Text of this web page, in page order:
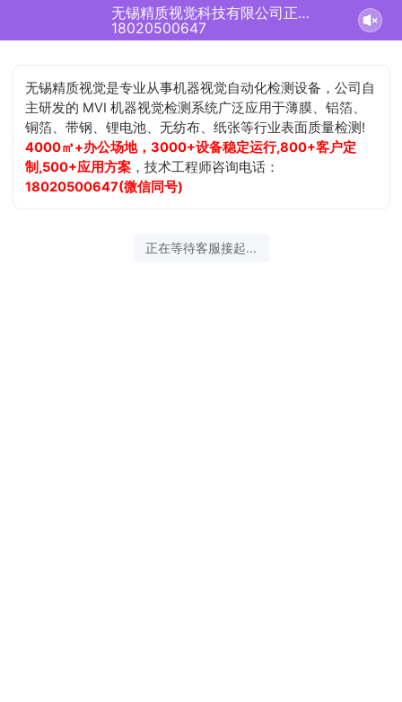
无锡精质视觉科技有限公司正在为您服务
18020500647
无锡精质视觉是专业从事机器视觉自动化检测设备，公司自
主研发的 MVI 机器视觉检测系统广泛应用于薄膜、铝箔、
铜箔、带钢、锂电池、无纺布、纸张等行业表面质量检测!
4000㎡+办公场地，3000+设备稳定运行,800+客户定
制,500+应用方案 ，技术工程师咨询电话：
18020500647(微信同号)
正在等待客服接起...